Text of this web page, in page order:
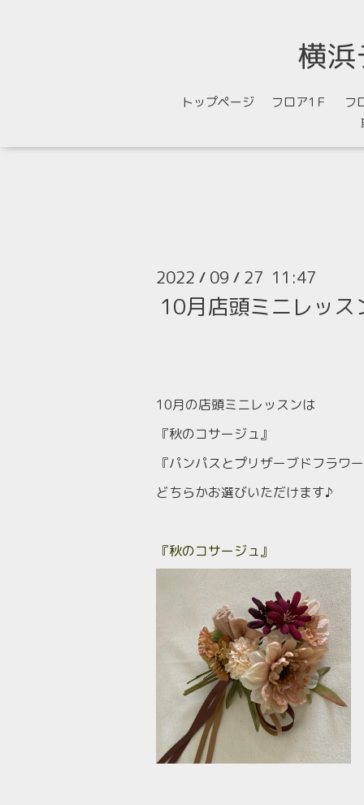
横
トップページ フロア1Ｆ
フ
2022 / 09 / 27 11:47
10月店頭ミニレッス
10月の店頭ミニレッスンは
『秋のコサージュ』
『パンパスとプリザーブドフラワ
どちらかお選びいただけます♪
『秋のコサージュ』